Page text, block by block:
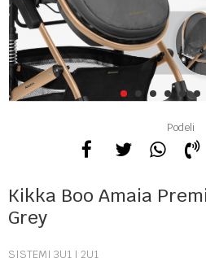
1 2 3 4 5 6
Podeli
Kikka Boo Amaia
Grey
SISTEMI 3U1 I 2U1